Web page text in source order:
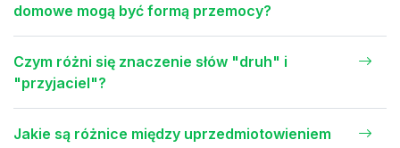
domowe mogą być formą przemocy?
Czym różni się znaczenie słów "druh" i
"przyjaciel"?
Jakie są różnice między uprzedmiotowieniem